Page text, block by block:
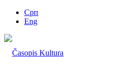
Срп
Eng